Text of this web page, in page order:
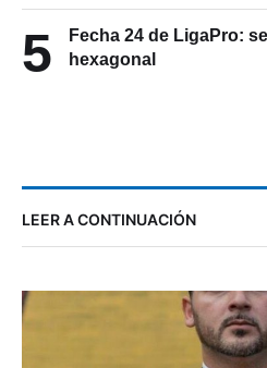
5
Fecha 24 de LigaPro:
hexagonal
LEER A CONTINUACIÓN